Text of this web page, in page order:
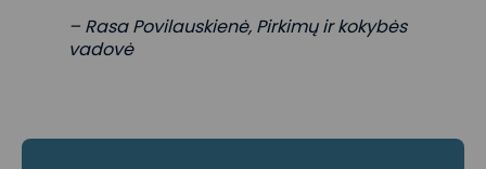
– Rasa Povilauskienė, Pirkimų ir kokybės
vadovė